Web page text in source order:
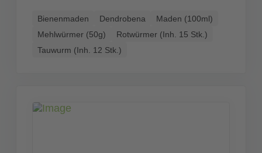
Bienenmaden Dendrobena
Maden (100ml)
Mehlwürmer (50g)
Rotwürmer (Inh. 15 Stk.)
Tauwurm (Inh. 12 Stk.)